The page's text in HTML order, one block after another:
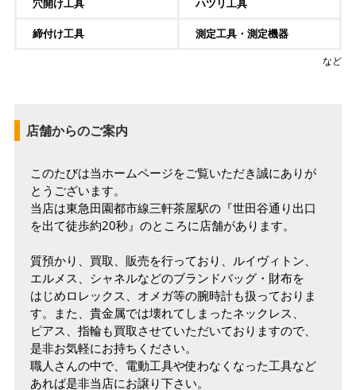
穴開け工具 ハツリ工具
締付け工具 測定工具・測定機器
など
店舗からのご案内
このたびは当ホームページをご覧いただき誠にありが
とうございます。
当店は東急田園都市線三軒茶屋駅の『世田谷通り出口
を出て徒歩約20秒』のところに店舗があります。
質預かり、買取、販売を行っており、ルイヴィトン、
エルメス、シャネルなどのブランドバッグ・財布を
はじめロレックス、オメガ等の腕時計も扱っておりま
す。また、貴金属では壊れてしまったネックレス、
ピアス、指輪も買取させていただいておりますので、
是非お気軽にお持ちください。
職人さんの中で、電動工具や使わなくなった工具など
あれば是非当店にお譲り下さい。